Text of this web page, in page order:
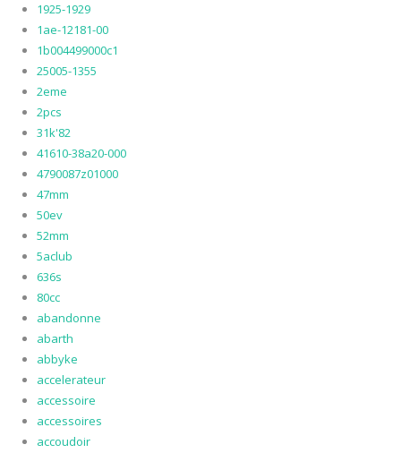
1925-1929
1ae-12181-00
1b004499000c1
25005-1355
2eme
2pcs
31k'82
41610-38a20-000
4790087z01000
47mm
50ev
52mm
5aclub
636s
80cc
abandonne
abarth
abbyke
accelerateur
accessoire
accessoires
accoudoir